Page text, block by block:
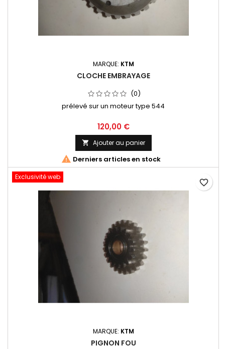
MARQUE: KTM
CLOCHE EMBRAYAGE
(0)
prélevé sur un moteur type 544
120,00 €
 Ajouter au panier
 Derniers articles en stock
Exclusivité web
MARQUE: KTM
PIGNON FOU
favorite_border